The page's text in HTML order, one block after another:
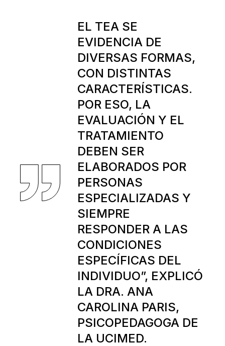
EL TEA SE
EVIDENCIA DE
DIVERSAS FORMAS,
CON DISTINTAS
CARACTERÍSTICAS.
POR ESO, LA
EVALUACIÓN Y EL
TRATAMIENTO
DEBEN SER
ELABORADOS POR
PERSONAS
ESPECIALIZADAS Y
SIEMPRE
RESPONDER A LAS
CONDICIONES
ESPECÍFICAS DEL
INDIVIDUO”, EXPLICÓ
LA DRA. ANA
CAROLINA PARIS,
PSICOPEDAGOGA DE
LA UCIMED.